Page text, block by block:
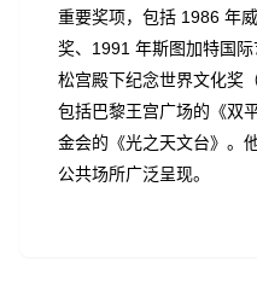
重要奖项，包括 1986 年
奖、1991 年斯图加特国
松宫殿下纪念世界文化奖
包括巴黎王宫广场的《双
金会的《光之天文台》。
公共场所广泛呈现。